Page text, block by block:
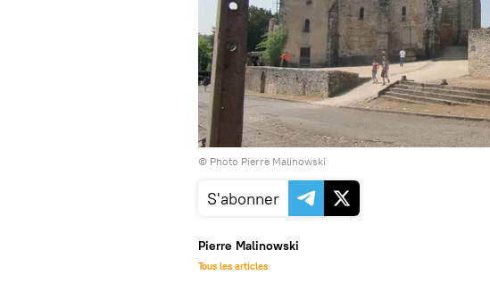
© Photo Pierre Malinowski
S'abonner
Pierre Malinowski
Tous les articles